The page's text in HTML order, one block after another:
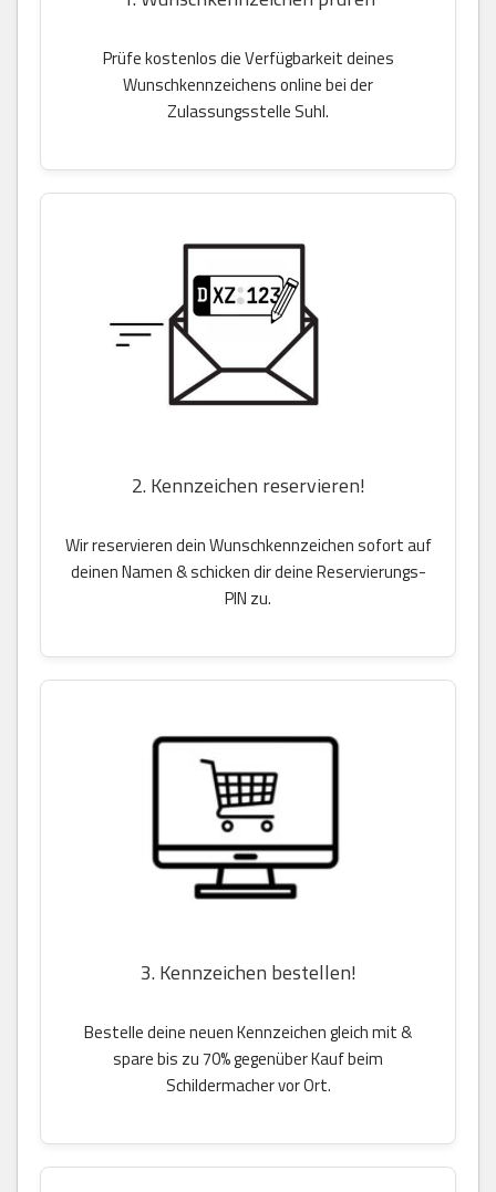
Prüfe kostenlos die Verfügbarkeit deines
Wunschkennzeichens online bei der
Zulassungsstelle Suhl.
2. Kennzeichen reservieren!
Wir reservieren dein Wunschkennzeichen sofort auf
deinen Namen & schicken dir deine Reservierungs-
PIN zu.
3. Kennzeichen bestellen!
Bestelle deine neuen Kennzeichen gleich mit &
spare bis zu 70% gegenüber Kauf beim
Schildermacher vor Ort.